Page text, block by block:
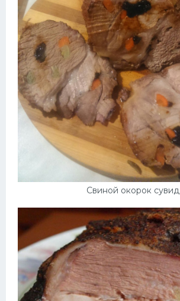
Свиной окорок сувид